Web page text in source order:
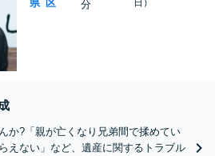
県 区
分
か?「親が亡くなり兄弟間で揉めてい
えない」など、遺産に関するトラブル